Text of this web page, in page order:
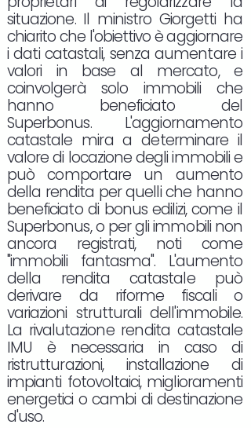
situazione. Il ministro Giorgetti ha
chiarito che l'obiettivo è aggiornare
i dati catastali, senza aumentare i
valori in base al mercato, e
coinvolgerà solo immobili che
hanno beneficiato del
Superbonus. L'aggiornamento
catastale mira a determinare il
valore di locazione degli immobili e
può comportare un aumento
della rendita per quelli che hanno
beneficiato di bonus edilizi, come il
Superbonus, o per gli immobili non
ancora registrati, noti come
"immobili fantasma". L'aumento
della rendita catastale può
derivare da riforme fiscali o
variazioni strutturali dell'immobile.
La rivalutazione rendita catastale
IMU è necessaria in caso di
ristrutturazioni, installazione di
impianti fotovoltaici, miglioramenti
energetici o cambi di destinazione
d'uso.